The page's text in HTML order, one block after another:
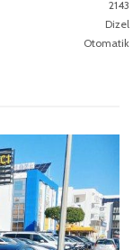
2143
Dizel
Otomatik